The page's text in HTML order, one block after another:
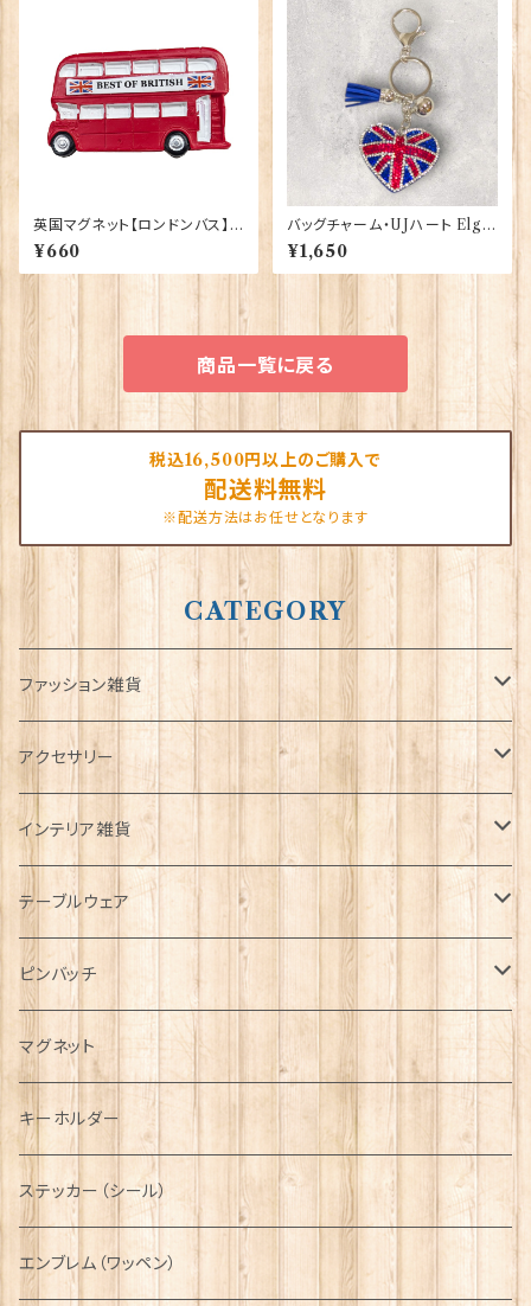
英国マグネット【ロンドンバス】E
lgate Products 90030（130
05）
¥660
バッグチャーム・UJハート Elgat
e Products 90421
¥1,650
商品一覧に戻る
税込16,500円以上のご購入で
配送料無料
※配送方法はお任せとなります
CATEGORY
ファッション雑貨
タータンネクタイ
帽子
キャップ
ハンチング帽
キャスケット
ディアストーカー
ニット帽
Tシャツ
マフラー
タータン【Bronte by Moon】
タータン【Glencroft】
ボタンラップマフラー【Aran Traditions】
サッシュ
スカーフ
ファッションマスク
アクセサリー
ORTAK
ブローチ
ペンダント
チャーム
その他のアクセサリー
インテリア雑貨
インテリア置物
ラブスプーン
ラブスプーン【SION LLEWELLYN】
ラブスプーン【PAUL CURTIS】
ファブリック
テーブルウェア
ティータオル
ペーパーナプキン
ティーコジー
その他テーブルウェア
ピンバッチ
ジェネラルデザイン
乗り物
動物＆植物
ミリタリー
NAVY
AIRFORCE
ピューター
マグネット
キーホルダー
ステッカー（シール）
エンブレム（ワッペン）